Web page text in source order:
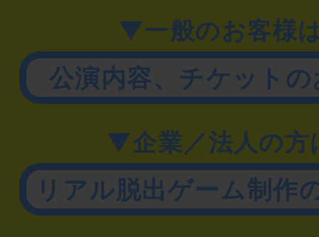
▼一般のお客様
公演内容、チケット
▼企業／法人の方
リアル脱出ゲーム制作